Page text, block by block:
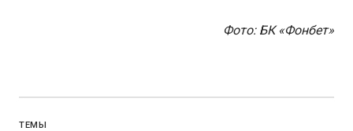
Фото: БК «Фонбет»
ТЕМЫ